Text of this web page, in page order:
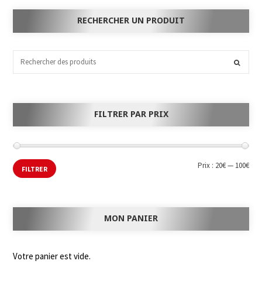
RECHERCHER UN PRODUIT
FILTRER PAR PRIX
FILTRER Prix : 20€— 100€
MON PANIER
Votre panier est vide.